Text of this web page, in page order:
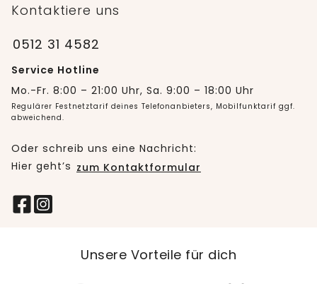
Kontaktiere uns
0512 31 4582
Service Hotline
Mo.-Fr. 8:00 – 21:00 Uhr, Sa. 9:00 – 18:00 Uhr
Regulärer Festnetztarif deines Telefonanbieters, Mobilfunktarif ggf.
abweichend.
Oder schreib uns eine Nachricht:
Hier geht’s zum Kontaktformular
Unsere Vorteile für dich